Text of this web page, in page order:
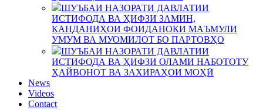
ШУЪБАИ НАЗОРАТИ ДАВЛАТИИ
ИСТИФОДА ВА ҲИФЗИ ЗАМИН,
КАНДАНИҲОИ ФОИДАНОКИ МАЪМУЛИ
УМУМ ВА МУОМИЛОТ БО ПАРТОВҲО
ШУЪБАИ НАЗОРАТИ ДАВЛАТИИ
ИСТИФОДА ВА ҲИФЗИ ОЛАМИ НАБОТОТУ
ҲАЙВОНОТ ВА ЗАХИРАҲОИ МОҲӢ
News
Videos
Contact